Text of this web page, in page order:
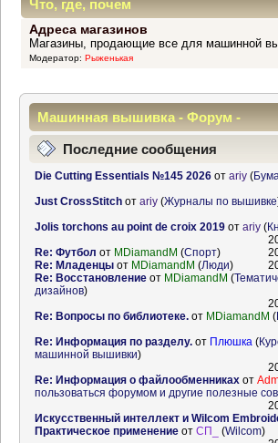
Что, где, почем
Адреса магазинов
Магазины, продающие все для машинной
Модератор: Рыженькая
Машинная вышивка - Форум -
Информационный центр
Последние сообщения
Die Cutting Essentials №145 2026от ariy(
Just CrossStitchот ariy(Журналы по вышивке
Jolis torchons au point de croix 2019от ariy(
Re: Футбол от MDiamandM (Спорт)
Re: Младенцыот MDiamandM (Люди)
Re: Восстановлениеот MDiamandM (
дизайнов)
Re: Вопросы по библиотеке.от MDiamandM (
Re: Информация по разделу.от Плюшка (
машинной вышивки)
Re: Информация о файлообменникахот
пользоваться форумом и другие полезные
Искусственный интеллект и Wilcom
Практическое применениеот СП_ (Wilcom)